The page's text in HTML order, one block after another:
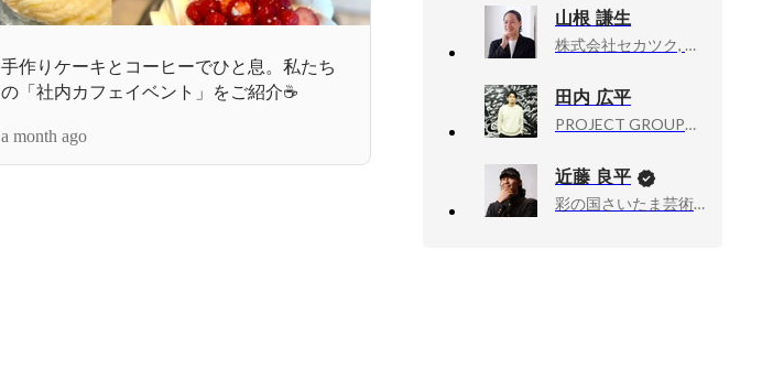
手作りケーキとコーヒーでひと息。私たち
の「社内カフェイベント」をご紹介☕️
a month ago
山根 謙生
株式会社セカツク, 人事採用責任者
田内 広平
PROJECT GROUP株式会社, 代表取締役CEO
近藤 良平
彩の国さいたま芸術劇場, 次期芸術監督